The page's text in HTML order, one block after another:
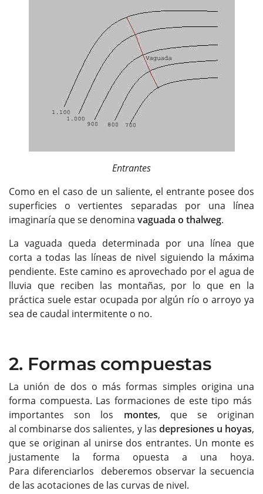
Entrantes
Como en el caso de un saliente, el entrante posee dos
superficies o vertientes separadas por una línea
imaginaría que se denomina vaguada o thalweg.
La vaguada queda determinada por una línea que
corta a todas las líneas de nivel siguiendo la máxima
pendiente. Este camino es aprovechado por el agua de
lluvia que reciben las montañas, por lo que en la
práctica suele estar ocupada por algún río o arroyo ya
sea de caudal intermitente o no.
2. Formas compuestas
La unión de dos o más formas simples origina una
forma compuesta. Las formaciones de este tipo más
importantes son los montes, que se originan
al combinarse dos salientes, y las depresiones u hoyas,
que se originan al unirse dos entrantes. Un monte es
justamente la forma opuesta a una hoya.
Para diferenciarlos deberemos observar la secuencia
de las acotaciones de las curvas de nivel.